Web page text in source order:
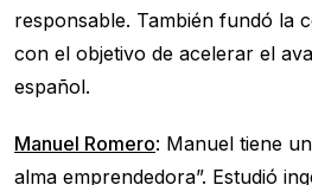
responsable. También fundó la
con el objetivo de acelerar el
español.
Manuel Romero: Manuel tiene
alma emprendedora”. Estudió